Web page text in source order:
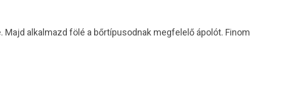
alkalmazd fölé a bőrtípusodnak megfelelő ápolót. Finom